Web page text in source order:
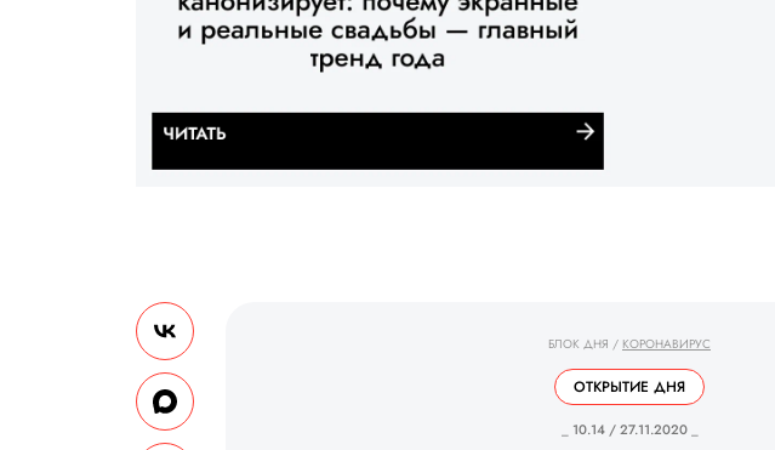
БЛОК ДНЯ / КОРОНАВИРУС
ОТКРЫТИЕ ДНЯ
_ 10.14 / 27.11.2020 _